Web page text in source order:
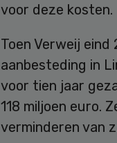
voor deze kosten.
Toen Verweij eind
aanbesteding in
voor tien jaar
118 miljoen euro.
verminderen van